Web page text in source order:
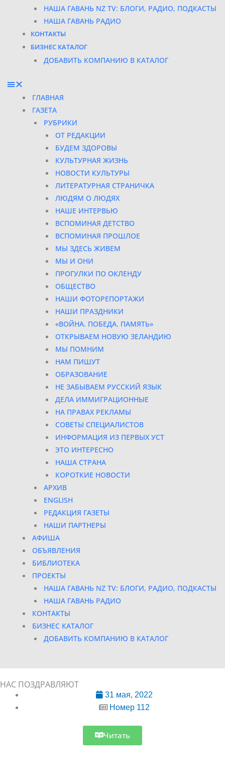
НАША ГАВАНЬ NZ TV: БЛОГИ, РАДИО, ПОДКАСТЫ
НАША ГАВАНЬ РАДИО
КОНТАКТЫ
БИЗНЕС КАТАЛОГ
ДОБАВИТЬ КОМПАНИЮ В КАТАЛОГ
ГЛАВНАЯ
ГАЗЕТА
РУБРИКИ
ОТ РЕДАКЦИИ
БУДЕМ ЗДОРОВЫ
КУЛЬТУРНАЯ ЖИЗНЬ
НОВОСТИ КУЛЬТУРЫ
ЛИТЕРАТУРНАЯ СТРАНИЧКА
ЛЮДЯМ О ЛЮДЯХ
НАШЕ ИНТЕРВЬЮ
ВСПОМИНАЯ ДЕТСТВО
ВСПОМИНАЯ ПРОШЛОЕ
МЫ ЗДЕСЬ ЖИВЕМ
МЫ И ОНИ
ПРОГУЛКИ ПО ОКЛЕНДУ
ОБЩЕСТВО
НАШИ ФОТОРЕПОРТАЖИ
НАШИ ПРАЗДНИКИ
«ВОЙНА. ПОБЕДА. ПАМЯТЬ»
ОТКРЫВАЕМ НОВУЮ ЗЕЛАНДИЮ
МЫ ПОМНИМ
НАМ ПИШУТ
ОБРАЗОВАНИЕ
НЕ ЗАБЫВАЕМ РУССКИЙ ЯЗЫК
ДЕЛА ИММИГРАЦИОННЫЕ
НА ПРАВАХ РЕКЛАМЫ
СОВЕТЫ СПЕЦИАЛИСТОВ
ИНФОРМАЦИЯ ИЗ ПЕРВЫХ УСТ
ЭТО ИНТЕРЕСНО
НАША СТРАНА
КОРОТКИЕ НОВОСТИ
АРХИВ
ENGLISH
РЕДАКЦИЯ ГАЗЕТЫ
НАШИ ПАРТНЕРЫ
АФИША
ОБЪЯВЛЕНИЯ
БИБЛИОТЕКА
ПРОЕКТЫ
НАША ГАВАНЬ NZ TV: БЛОГИ, РАДИО, ПОДКАСТЫ
НАША ГАВАНЬ РАДИО
КОНТАКТЫ
БИЗНЕС КАТАЛОГ
ДОБАВИТЬ КОМПАНИЮ В КАТАЛОГ
НАС ПОЗДРАВЛЯЮТ
31 мая, 2022
Номер 112
Читать